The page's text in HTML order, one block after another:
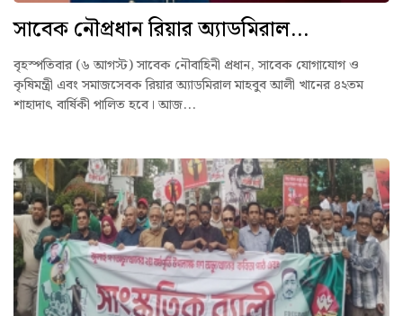
সাবেক নৌপ্রধান রিয়ার অ্যাডমিরাল...
বৃহস্পতিবার (৬ আগস্ট) সাবেক নৌবাহিনী প্রধান, সাবেক যোগাযোগ ও
কৃষিমন্ত্রী এবং সমাজসেবক রিয়ার অ্যাডমিরাল মাহবুব আলী খানের ৪২তম
শাহাদাৎ বার্ষিকী পালিত হবে। আজ...